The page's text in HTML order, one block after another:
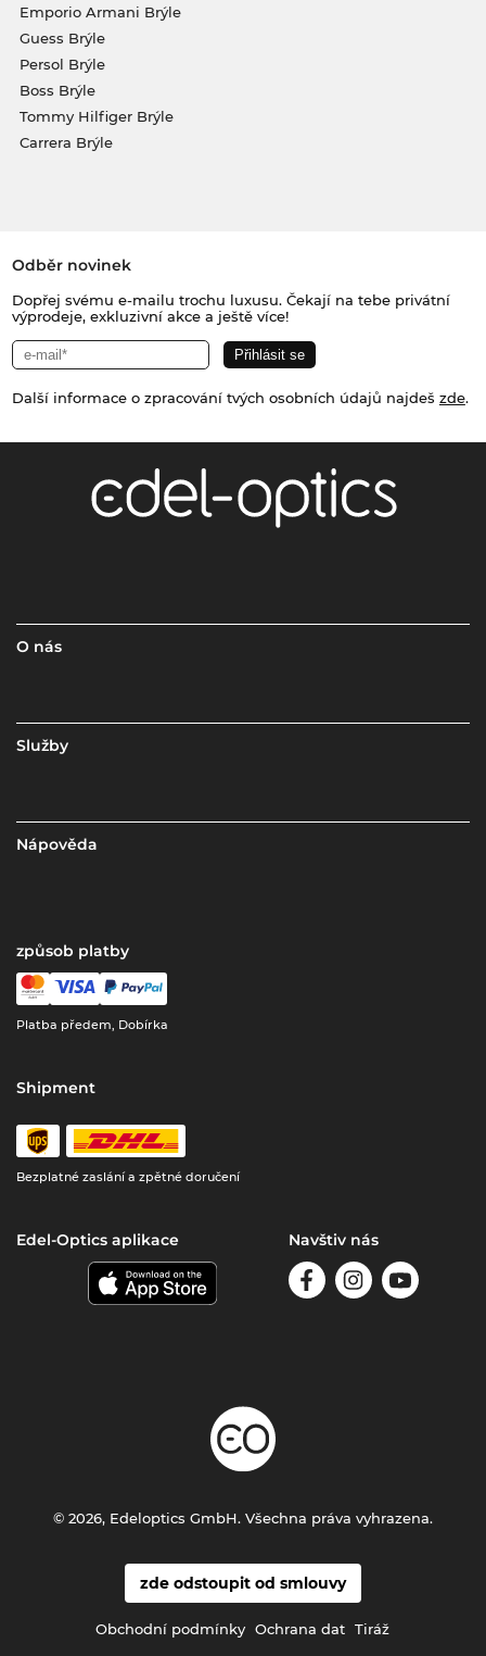
Emporio Armani Brýle
Guess Brýle
Persol Brýle
Boss Brýle
Tommy Hilfiger Brýle
Carrera Brýle
Odběr novinek
Dopřej svému e-mailu trochu luxusu. Čekají na tebe privátní
výprodeje, exkluzivní akce a ještě více!
Další informace o zpracování tvých osobních údajů najdeš zde.
O nás
Služby
Nápověda
způsob platby
Platba předem, Dobírka
Shipment
Bezplatné zaslání a zpětné doručení
Edel-Optics aplikace Navštiv nás
zde odstoupit od smlouvy
Obchodní podmínky Ochrana dat Tiráž
© 2026, Edeloptics GmbH. Všechna práva vyhrazena.